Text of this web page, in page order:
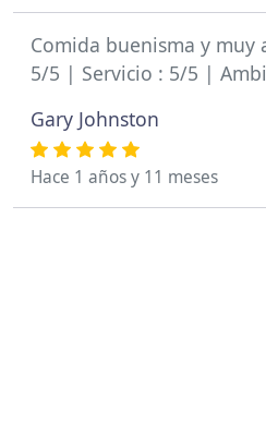
Comida buenisma y muy
5/5 | Servicio : 5/5 |
Gary Johnston
Hace 1 años y 11 meses